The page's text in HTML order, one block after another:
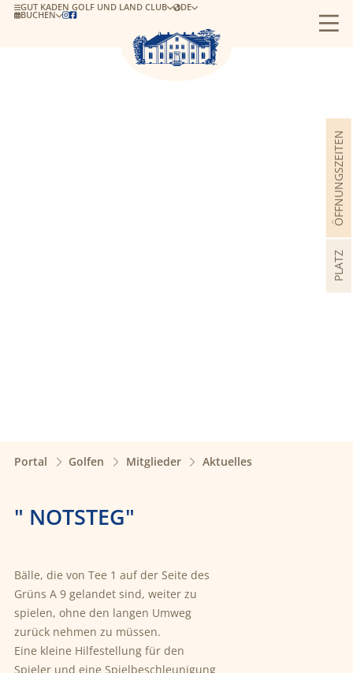
BUCHEN 
GUT KADEN GOLF UND LAND CLUB DE
PLATZ
ÖFFNUNGSZEITEN
Portal Golfen Mitglieder Aktuelles
" NOTSTEG"
Bälle, die von Tee 1 auf der Seite des
Grüns A 9 gelandet sind, weiter zu
spielen, ohne den langen Umweg
zurück nehmen zu müssen.
Eine kleine Hilfestellung für den
Spieler und eine Spielbeschleunigung